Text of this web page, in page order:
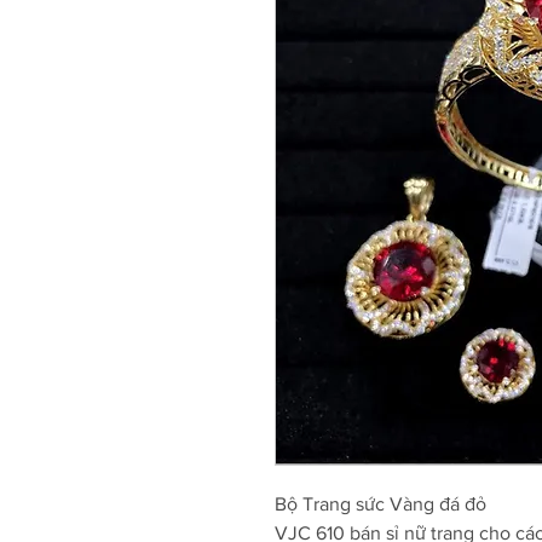
Bộ Trang sức Vàng đá đỏ
VJC 610 bán sỉ nữ trang cho